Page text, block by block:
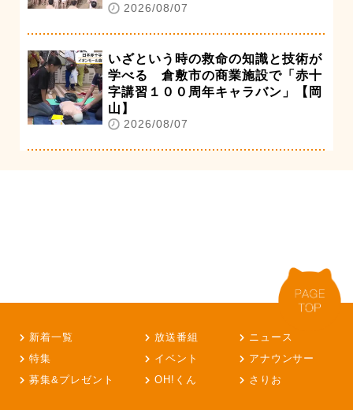
2026/08/07
いざという時の救命の知識と技術が
学べる 倉敷市の商業施設で「赤十
字講習１００周年キャラバン」【岡
山】
2026/08/07
新着一覧 放送番組
ニュース
特集
イベント
アナウンサー
募集&プレゼント
OH!くん さりお